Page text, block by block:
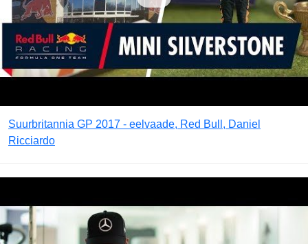
Suurbritannia GP 2017 - eelvaade, Red Bull, Daniel
Ricciardo